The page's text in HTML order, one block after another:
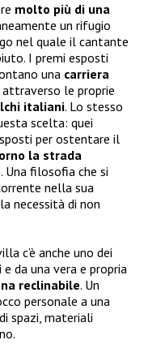
molto più di una
un rifugio
nel quale il cantante
I premi esposti
una carriera
attraverso le proprie
italiani. Lo stesso
scelta: quei
per ostentare il
la strada
. Una filosofia che si
nella sua
necessità di non
c’è anche uno dei
da una vera e propria
reclinabile. Un
personale a una
spazi, materiali